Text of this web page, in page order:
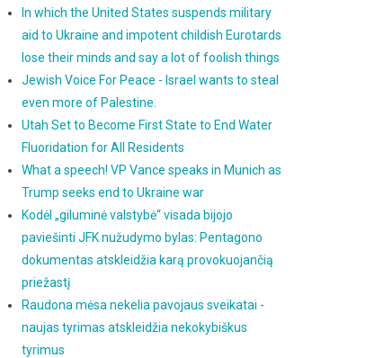
In which the United States suspends military
aid to Ukraine and impotent childish Eurotards
lose their minds and say a lot of foolish things
Jewish Voice For Peace - Israel wants to steal
even more of Palestine.
Utah Set to Become First State to End Water
Fluoridation for All Residents
What a speech! VP Vance speaks in Munich as
Trump seeks end to Ukraine war
Kodėl „giluminė valstybė“ visada bijojo
paviešinti JFK nužudymo bylas: Pentagono
dokumentas atskleidžia karą provokuojančią
priežastį
Raudona mėsa nekelia pavojaus sveikatai -
naujas tyrimas atskleidžia nekokybiškus
tyrimus